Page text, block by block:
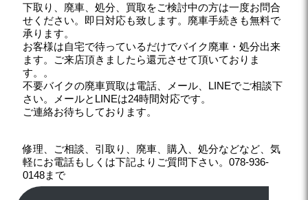
下取り、廃車、処分、買取をご検討中の方は一度お問合
せください。即日対応も致します。廃車手続きも無料で
承ります。
お客様は自宅で待っているだけでバイク廃車・処分出来
ます。ご来店頂きましたら還元させて頂いておりま
す。。
不要バイクの廃車買取は電話、メール、LINEでご相談下
さい。メールとLINEは24時間対応です。
ご連絡お待ちしております。
修理、ご相談、引取り、廃車、購入、処分などなど、気
軽にお電話もしくは下記よりご質問下さい。078-936-
0148まで